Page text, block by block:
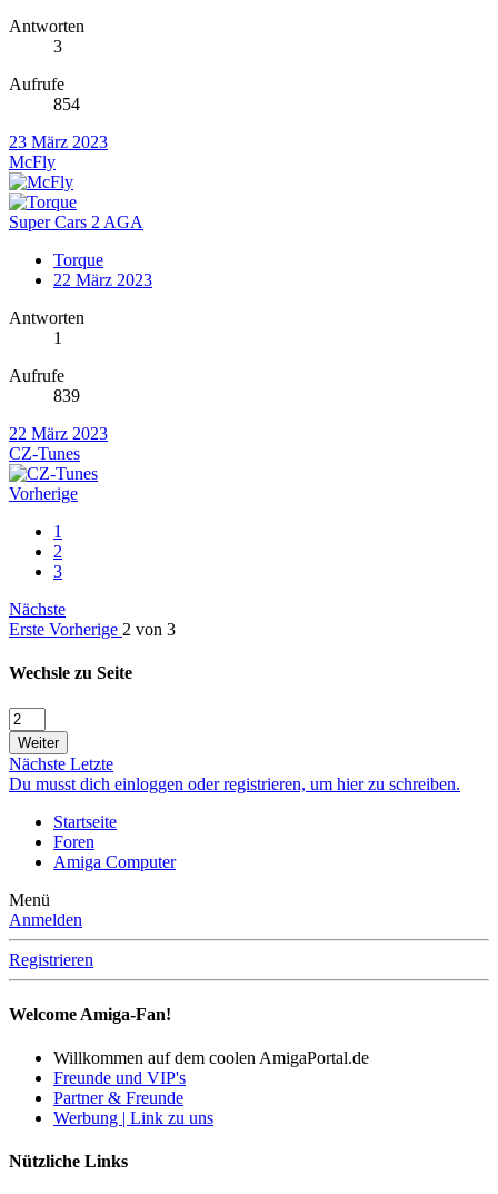
Antworten
3
Aufrufe
854
23 März 2023
McFly
Super Cars 2 AGA
Torque
22 März 2023
Antworten
1
Aufrufe
839
22 März 2023
CZ-Tunes
Vorherige
1
2
3
Nächste
Erste Vorherige 2 von 3
Wechsle zu Seite
Weiter
Nächste Letzte
Du musst dich einloggen oder registrieren, um hier zu schreiben.
Startseite
Foren
Amiga Computer
Menü
Anmelden
Registrieren
Welcome Amiga-Fan!
Willkommen auf dem coolen AmigaPortal.de
Freunde und VIP's
Partner & Freunde
Werbung | Link zu uns
Nützliche Links